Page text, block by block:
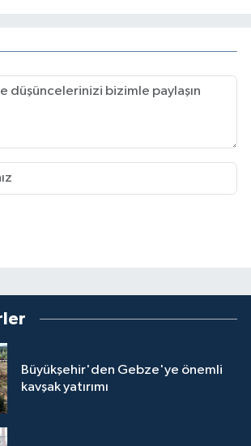
Büyükşehir'den Gebze'ye önemli
kavşak yatırımı